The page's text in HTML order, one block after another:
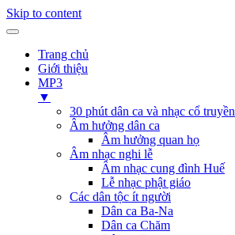
Skip to content
Trang chủ
Giới thiệu
MP3
▼
30 phút dân ca và nhạc cổ truyền
Âm hưởng dân ca
Âm hưởng quan họ
Âm nhạc nghi lễ
Âm nhạc cung đình Huế
Lễ nhạc phật giáo
Các dân tộc ít người
Dân ca Ba-Na
Dân ca Chăm